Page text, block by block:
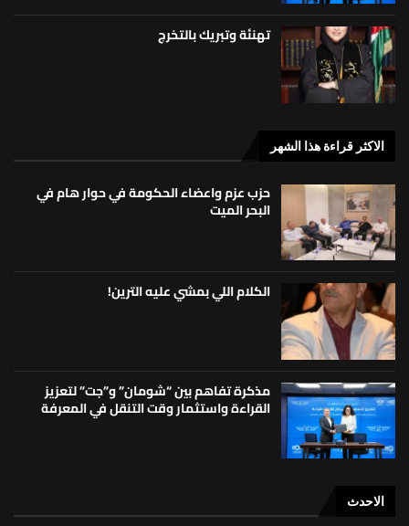
تهنئة وتبريك بالتخرج
الاكثر قراءة هذا الشهر
حزب عزم واعضاء الحكومة في حوار هام في
البحر الميت
الكلام اللي بمشي عليه الترين!
مذكرة تفاهم بين “شومان” و”جت” لتعزيز
القراءة واستثمار وقت التنقل في المعرفة
الاحدث